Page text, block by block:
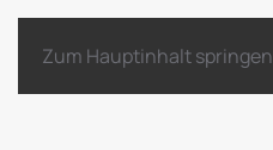
Zum Hauptinhalt springen